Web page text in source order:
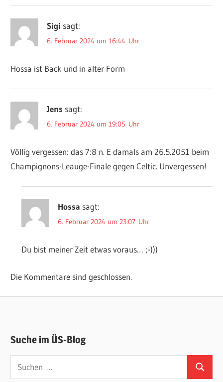
Sigi sagt:
6. Februar 2024 um 16:44 Uhr
Hossa ist Back und in alter Form
Jens sagt:
6. Februar 2024 um 19:05 Uhr
Völlig vergessen: das 7:8 n. E damals am 26.5.2051 beim
Champignons-Leauge-Finale gegen Celtic. Unvergessen!
Hossa sagt:
6. Februar 2024 um 23:07 Uhr
Du bist meiner Zeit etwas voraus… ;-)))
Die Kommentare sind geschlossen.
Suche im ÜS-Blog
Suchen
nach:
Suchen